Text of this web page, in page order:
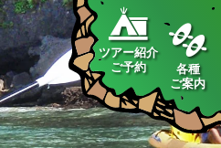
ツアー紹介
ご予約
各種
ご案内